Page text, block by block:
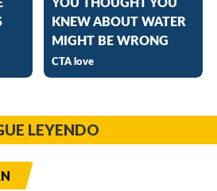
LEYENDO